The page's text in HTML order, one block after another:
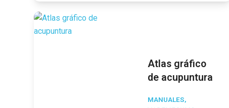
Atlas gráfico
de acupuntura
MANUALES,